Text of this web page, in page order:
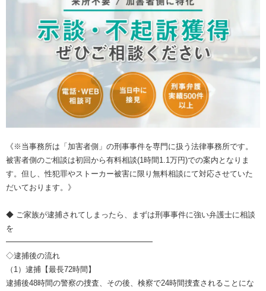
《※当事務所は「加害者側」の刑事事件を専門に扱う法律事務所です。
被害者側のご相談は初回から有料相談(1時間1.1万円)での案内となりま
す。但し、性犯罪やストーカー被害に限り無料相談にて対応させていた
だいております。》
◆ ご家族が逮捕されてしまったら、まずは刑事事件に強い弁護士に相談
を
━━━━━━━━━━━━━━━━━━━
◇逮捕後の流れ
（1）逮捕【最長72時間】
逮捕後48時間の警察の捜査、その後、検察で24時間捜査されることにな